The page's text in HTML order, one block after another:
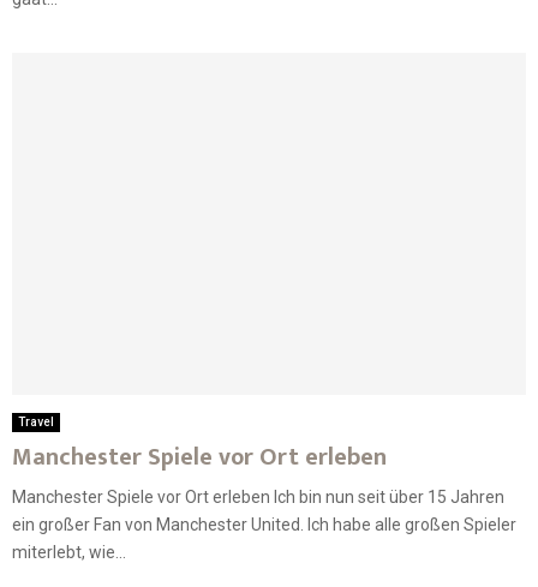
Travel
Manchester Spiele vor Ort erleben
Manchester Spiele vor Ort erleben Ich bin nun seit über 15 Jahren
ein großer Fan von Manchester United. Ich habe alle großen Spieler
miterlebt, wie...